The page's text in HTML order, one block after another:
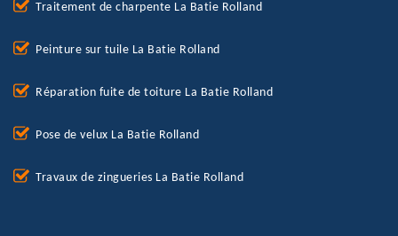
Traitement de charpente La Batie Rolland
Peinture sur tuile La Batie Rolland
Réparation fuite de toiture La Batie Rolland
Pose de velux La Batie Rolland
Travaux de zingueries La Batie Rolland